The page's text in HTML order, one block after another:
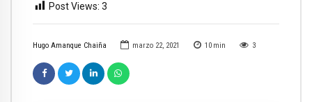
Hugo Amanque Chaiña marzo 22, 2021 10 min 3
Post Views: 3